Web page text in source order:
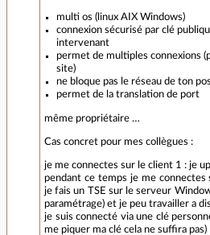
multi os (linux AIX Windows)
connexion sécurisé par clé
intervenant
permet de multiples connexions
site)
ne bloque pas le réseau de ton
permet de la translation de port
même propriétaire …
Cas concret pour mes collègues :
je me connectes sur le client 1 : je
pendant ce temps je me connectes
je fais un TSE sur le serveur
paramétrage) et je peu travailler a
je suis connecté via une clé
me piquer ma clé cela ne suffira pas)